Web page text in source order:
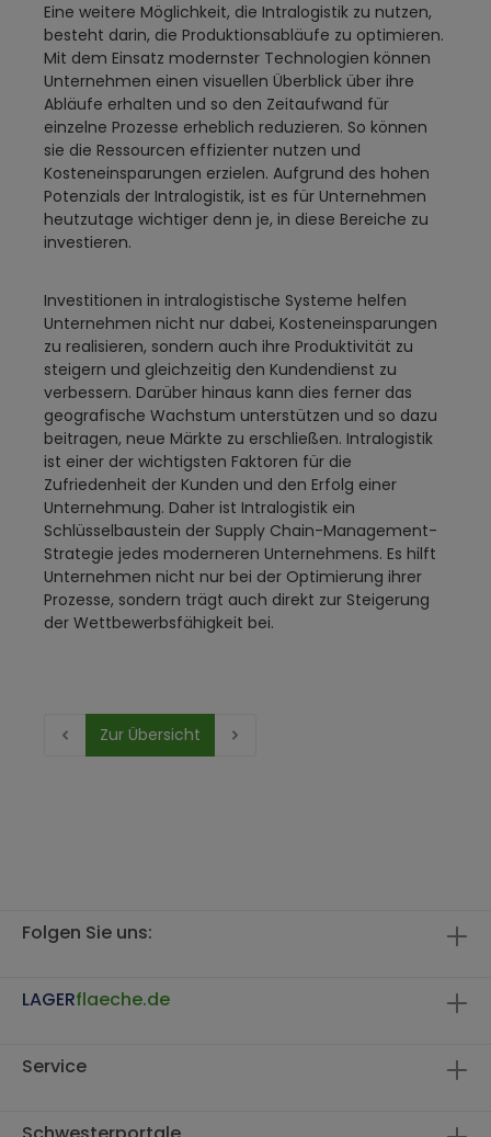
Eine weitere Möglichkeit, die Intralogistik zu nutzen,
besteht darin, die Produktionsabläufe zu optimieren.
Mit dem Einsatz modernster Technologien können
Unternehmen einen visuellen Überblick über ihre
Abläufe erhalten und so den Zeitaufwand für
einzelne Prozesse erheblich reduzieren. So können
sie die Ressourcen effizienter nutzen und
Kosteneinsparungen erzielen. Aufgrund des hohen
Potenzials der Intralogistik, ist es für Unternehmen
heutzutage wichtiger denn je, in diese Bereiche zu
investieren.
Investitionen in intralogistische Systeme helfen
Unternehmen nicht nur dabei, Kosteneinsparungen
zu realisieren, sondern auch ihre Produktivität zu
steigern und gleichzeitig den Kundendienst zu
verbessern. Darüber hinaus kann dies ferner das
geografische Wachstum unterstützen und so dazu
beitragen, neue Märkte zu erschließen. Intralogistik
ist einer der wichtigsten Faktoren für die
Zufriedenheit der Kunden und den Erfolg einer
Unternehmung. Daher ist Intralogistik ein
Schlüsselbaustein der Supply Chain-Management-
Strategie jedes moderneren Unternehmens. Es hilft
Unternehmen nicht nur bei der Optimierung ihrer
Prozesse, sondern trägt auch direkt zur Steigerung
der Wettbewerbsfähigkeit bei.
Zur Übersicht
Folgen Sie uns:
LAGERflaeche.de
Service